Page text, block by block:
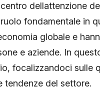
dellattenzione
fondamentale in
globale e
e aziende. In
focalizzandoci sulle
tendenze del settore.